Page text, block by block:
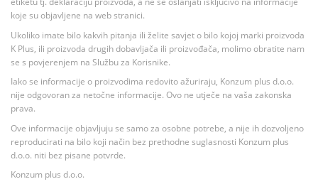
koje su objavljene na web stranici.
Ukoliko imate bilo kakvih pitanja ili želite savjet o bilo kojoj marki proizvoda
K Plus, ili proizvoda drugih dobavljača ili proizvođača, molimo obratite nam
se s povjerenjem na Službu za Korisnike.
Iako se informacije o proizvodima redovito ažuriraju, Konzum plus d.o.o.
nije odgovoran za netočne informacije. Ovo ne utječe na vaša zakonska
prava.
Ove informacije objavljuju se samo za osobne potrebe, a nije ih dozvoljeno
reproducirati na bilo koji način bez prethodne suglasnosti Konzum plus
d.o.o. niti bez pisane potvrde.
Konzum plus d.o.o.